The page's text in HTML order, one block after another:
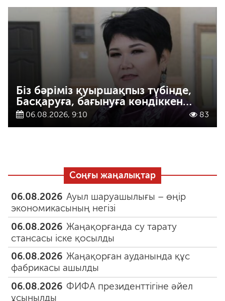
Біз бәріміз қуыршақпыз түбінде,
Басқаруға, бағынуға көндіккен…
06.08.2026, 9:10 83
Соңғы жаңалықтар
06.08.2026 Ауыл шаруашылығы – өңір
экономикасының негізі
06.08.2026 Жаңақорғанда су тарату
стансасы іске қосылды
06.08.2026 Жаңақорған ауданында құс
фабрикасы ашылды
06.08.2026 ФИФА президенттігіне әйел
ұсынылды